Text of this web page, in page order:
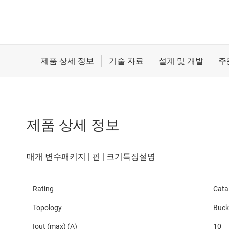
제품 상세 정보
Rating
Topology Buck
Iout (max) (A) 10